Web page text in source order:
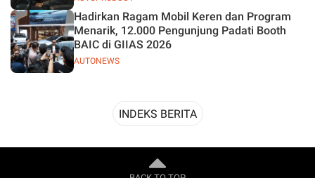
AUTONEWS
Hadirkan Ragam Mobil Keren dan Program
Menarik, 12.000 Pengunjung Padati Booth
BAIC di GIIAS 2026
INDEKS BERITA